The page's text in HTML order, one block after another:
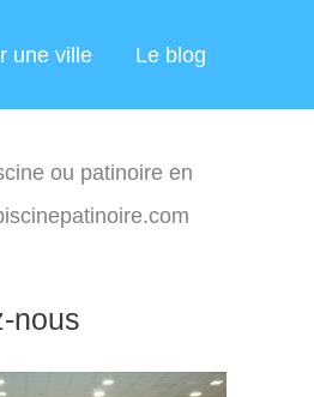
une ville Le blog
ou patinoire en
nous